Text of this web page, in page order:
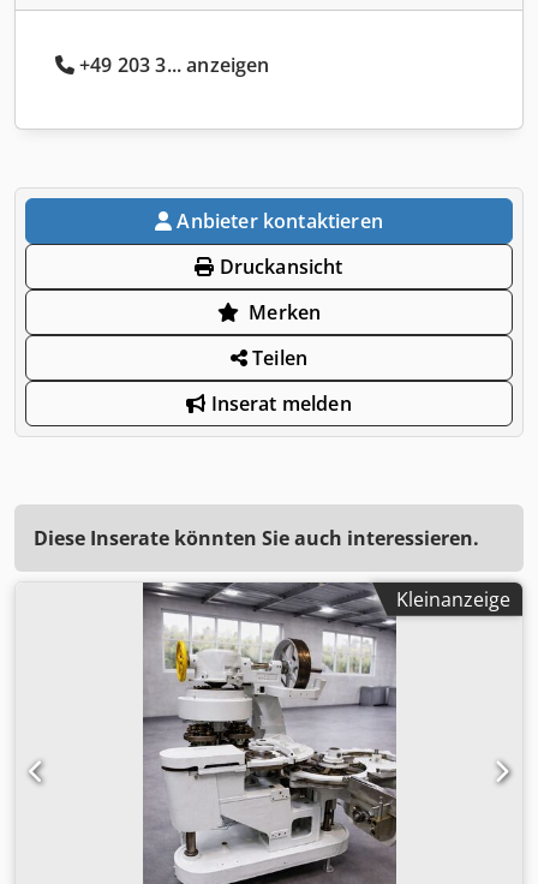
+49 203 3... anzeigen
Anbieter kontaktieren
Druckansicht
Merken
Teilen
Inserat melden
Diese Inserate könnten Sie auch interessieren.
Kleinanzeige